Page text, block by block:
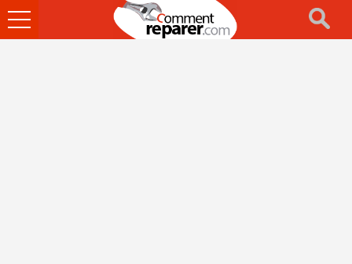
Ouvrir
le